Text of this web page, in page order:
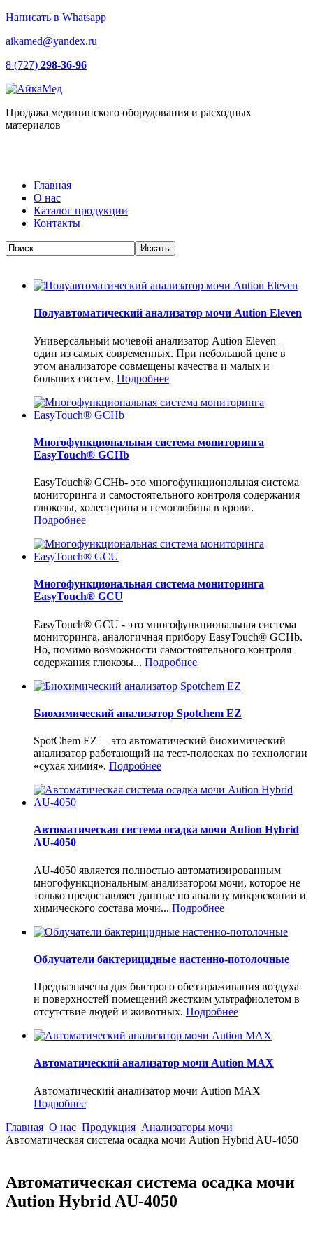
Написать в Whatsapp
aikamed@yandex.ru
8 (727) 298-36-96
Продажа медицинского оборудования и расходных
материалов
Главная
О нас
Каталог продукции
Контакты
Полуавтоматический анализатор мочи Aution Eleven
Универсальный мочевой анализатор Aution Eleven –
один из самых современных. При небольшой цене в
этом анализаторе совмещены качества и малых и
больших систем. Подробнее
Многофункциональная система мониторинга
EasyTouch® GCHb
EasyTouch® GCHb- это многофункциональная система
мониторинга и самостоятельного контроля содержания
глюкозы, холестерина и гемоглобина в крови.
Подробнее
Многофункциональная система мониторинга
EasyTouch® GCU
EasyTouch® GCU - это многофункциональная система
мониторинга, аналогичная прибору EasyTouch® GCHb.
Но, помимо возможности самостоятельного контроля
содержания глюкозы... Подробнее
Биохимический анализатор Spotchem EZ
SpotChem EZ— это автоматический биохимический
анализатор работающий на тест-полосках по технологии
«сухая химия». Подробнее
Автоматическая система осадка мочи Aution Hybrid
AU-4050
AU-4050 является полностью автоматизированным
многофункциональным анализатором мочи, которое не
только предоставляет данные по анализу микроскопии и
химического состава мочи... Подробнее
Облучатели бактерицидные настенно-потолочные
Предназначены для быстрого обеззараживания воздуха
и поверхностей помещений жестким ультрафиолетом в
отсутствие людей и животных. Подробнее
Автоматический анализатор мочи Aution MAX
Автоматический анализатор мочи Aution MAX
Подробнее
Главная О нас Продукция Анализаторы мочи
Автоматическая система осадка мочи Aution Hybrid AU-4050
Автоматическая система осадка мочи
Aution Hybrid AU-4050